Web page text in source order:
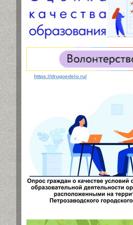
https://drugoedelo.ru/